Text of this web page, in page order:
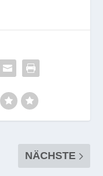
NÄCHSTE